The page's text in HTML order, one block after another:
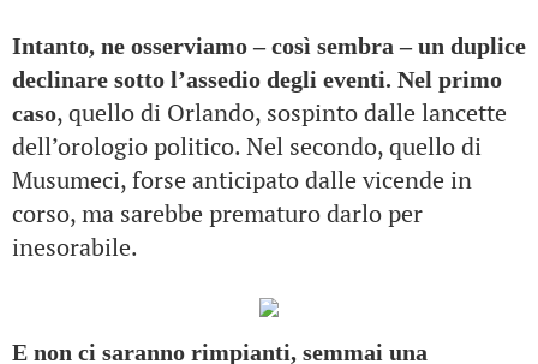
Intanto, ne osserviamo – così sembra – un duplice
declinare sotto l’assedio degli eventi. Nel primo
caso, quello di Orlando, sospinto dalle lancette
dell’orologio politico. Nel secondo, quello di
Musumeci, forse anticipato dalle vicende in
corso, ma sarebbe prematuro darlo per
inesorabile.
E non ci saranno rimpianti, semmai una